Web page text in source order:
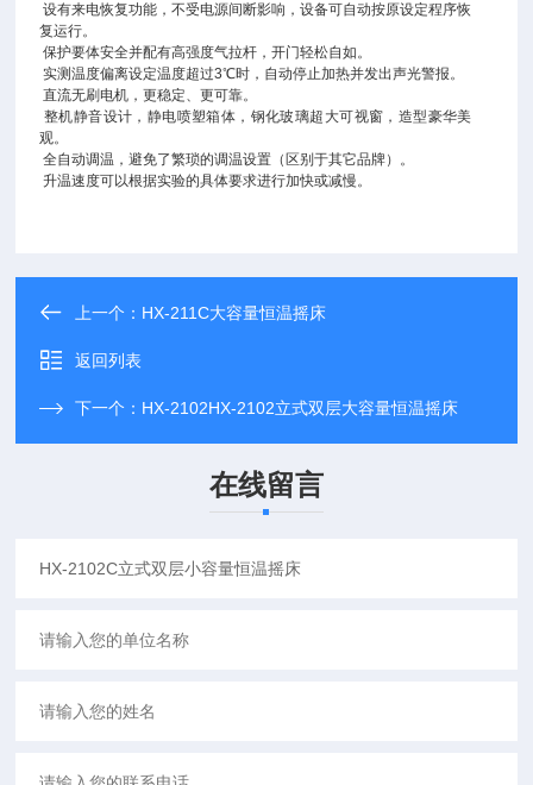
设有来电恢复功能，不受电源间断影响，设备可自动按原设定程序恢
复运行。
保护要体安全并配有高强度气拉杆，开门轻松自如。
实测温度偏离设定温度超过3℃时，自动停止加热并发出声光警报。
直流无刷电机，更稳定、更可靠。
整机静音设计，静电喷塑箱体，钢化玻璃超大可视窗，造型豪华美
观。
全自动调温，避免了繁琐的调温设置（区别于其它品牌）。
升温速度可以根据实验的具体要求进行加快或减慢。
上一个： HX-211C大容量恒温摇床
返回列表
下一个： HX-2102HX-2102立式双层大容量恒温摇床
在线留言